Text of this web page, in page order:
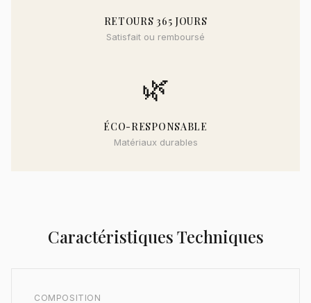
RETOURS 365 JOURS
Satisfait ou remboursé
🌿
ÉCO-RESPONSABLE
Matériaux durables
Caractéristiques Techniques
COMPOSITION